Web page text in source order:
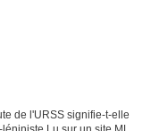
de l'URSS signifie-t-elle